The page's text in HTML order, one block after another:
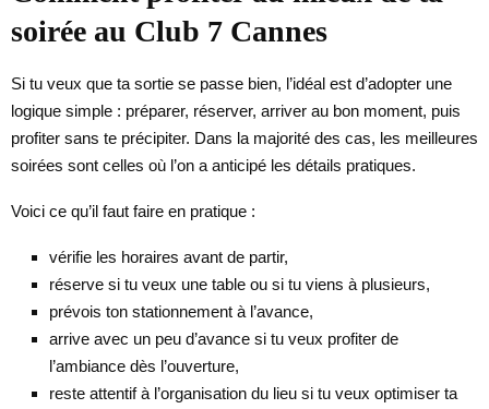
soirée au Club 7 Cannes
Si tu veux que ta sortie se passe bien, l’idéal est d’adopter une
logique simple : préparer, réserver, arriver au bon moment, puis
profiter sans te précipiter. Dans la majorité des cas, les meilleures
soirées sont celles où l’on a anticipé les détails pratiques.
Voici ce qu’il faut faire en pratique :
vérifie les horaires avant de partir,
réserve si tu veux une table ou si tu viens à plusieurs,
prévois ton stationnement à l’avance,
arrive avec un peu d’avance si tu veux profiter de
l’ambiance dès l’ouverture,
reste attentif à l’organisation du lieu si tu veux optimiser ta